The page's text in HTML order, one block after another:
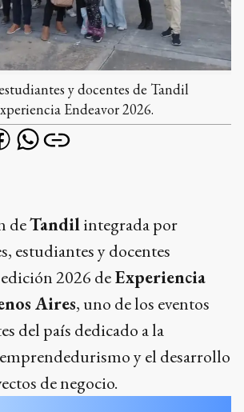
y docentes de Tandil
Endeavor 2026.
deTandilintegrada por
estudiantes y docentes
2026 deExperiencia
Aires, uno de los eventos
del país dedicado a la
y el desarrollo
de negocio.